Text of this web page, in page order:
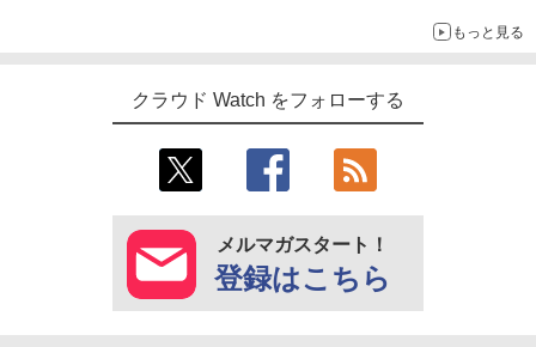
もっと見る
クラウド Watch をフォローする
メルマガスタート！
登録はこちら